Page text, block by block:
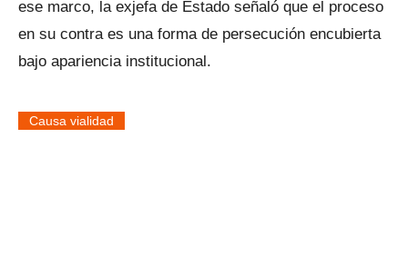
ese marco, la exjefa de Estado señaló que el proceso
en su contra es una forma de persecución encubierta
bajo apariencia institucional.
Causa vialidad